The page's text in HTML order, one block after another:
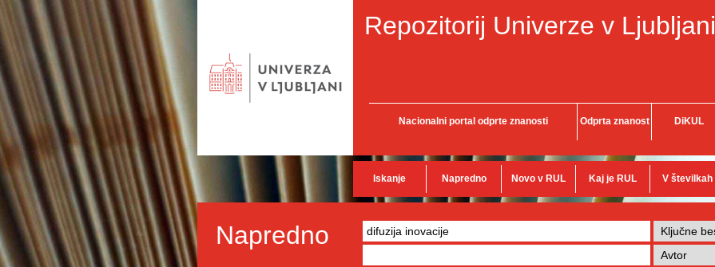
Repozitorij Univerze v Ljubljani
Nacionalni portal odprte znanosti Odprta znanost DiKUL
Iskanje Napredno Novo v RUL Kaj je RUL V številkah
Napredno